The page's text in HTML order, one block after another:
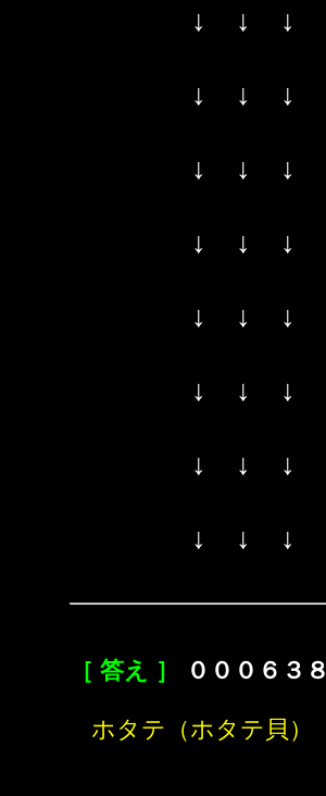
↓ ↓ ↓
↓ ↓ ↓
↓ ↓ ↓
↓ ↓ ↓
↓ ↓ ↓
↓ ↓ ↓
↓ ↓ ↓
↓ ↓ ↓
［ 答え ］ ０００６３８
ホタテ（ホタテ貝）